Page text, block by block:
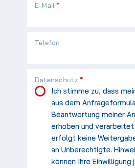
Pflichtfeld
E-Mail *
Telefon
Pflichtfeld
Datenschutz *
Ich stimme zu, dass
aus dem
Beantwortung meiner
erhoben und verarbeitet
erfolgt keine
an Unberechtigte.
können Ihre